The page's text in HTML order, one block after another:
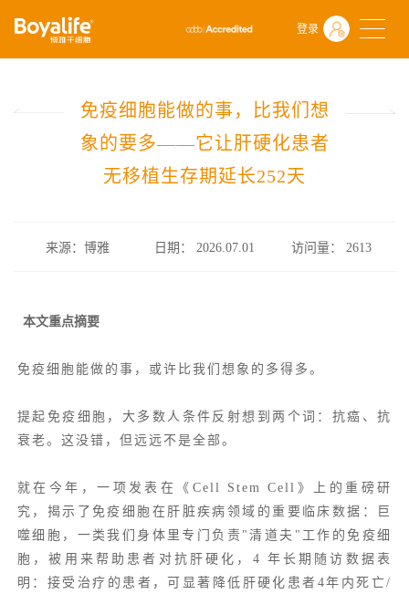
登录
首页 什么是干细胞
前沿动态
免疫细胞能做的事，比我们想象的要多——它让肝硬化患者无移植生
免疫细胞能做的事，比我们想
象的要多——它让肝硬化患者
无移植生存期延长252天
来源：博雅 日期： 2026.07.01 访问量：2613
本文重点摘要
免疫细胞能做的事，或许比我们想象的多得多。
提起免疫细胞，大多数人条件反射想到两个词：抗癌、抗
衰老。这没错，但远远不是全部。
就在今年，一项发表在《 Cell Stem Cell 》上的重磅研
究，揭示了免疫细胞在肝脏疾病领域的重要临床数据：巨
噬细胞，一类我们身体里专门负责"清道夫"工作的免疫细
胞，被用来帮助患者对抗肝硬化，4 年长期随访数据表
明：接受治疗的患者，可显著降低肝硬化患者4年内死亡/